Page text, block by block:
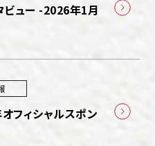
ビュー -2026年1月
フィシャルスポン